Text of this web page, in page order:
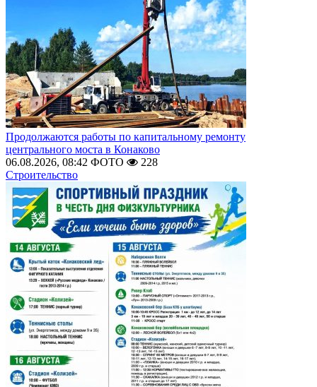
Продолжаются работы по капитальному ремонту
центрального моста в Конаково
06.08.2026, 08:42 ФОТО
228
Строительство